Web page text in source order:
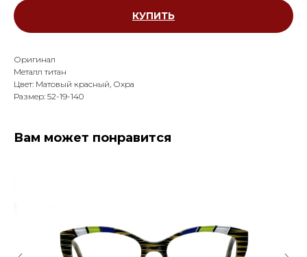
КУПИТЬ
Оригинал
Металл титан
Цвет: Матовый красный, Охра
Размер: 52-19-140
Вам может понравится